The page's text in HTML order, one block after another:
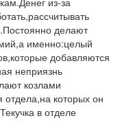
делают
именно:целый
добавляются
неприязнь
козлами
которых он
в отделе